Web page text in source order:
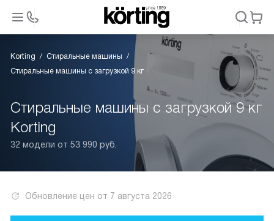
Korting
Стиральные машины
Стиральные машины с загрузкой 9 кг
Стиральные машины с загрузкой 9 кг
Korting
32 модели от 53 990 руб.
Обновление цен от 7 августа 2026